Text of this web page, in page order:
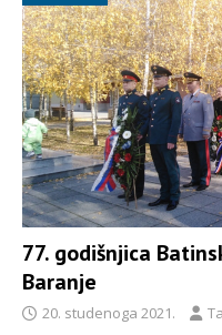
77. godišnjica
Baranje
20. studenoga 2021.